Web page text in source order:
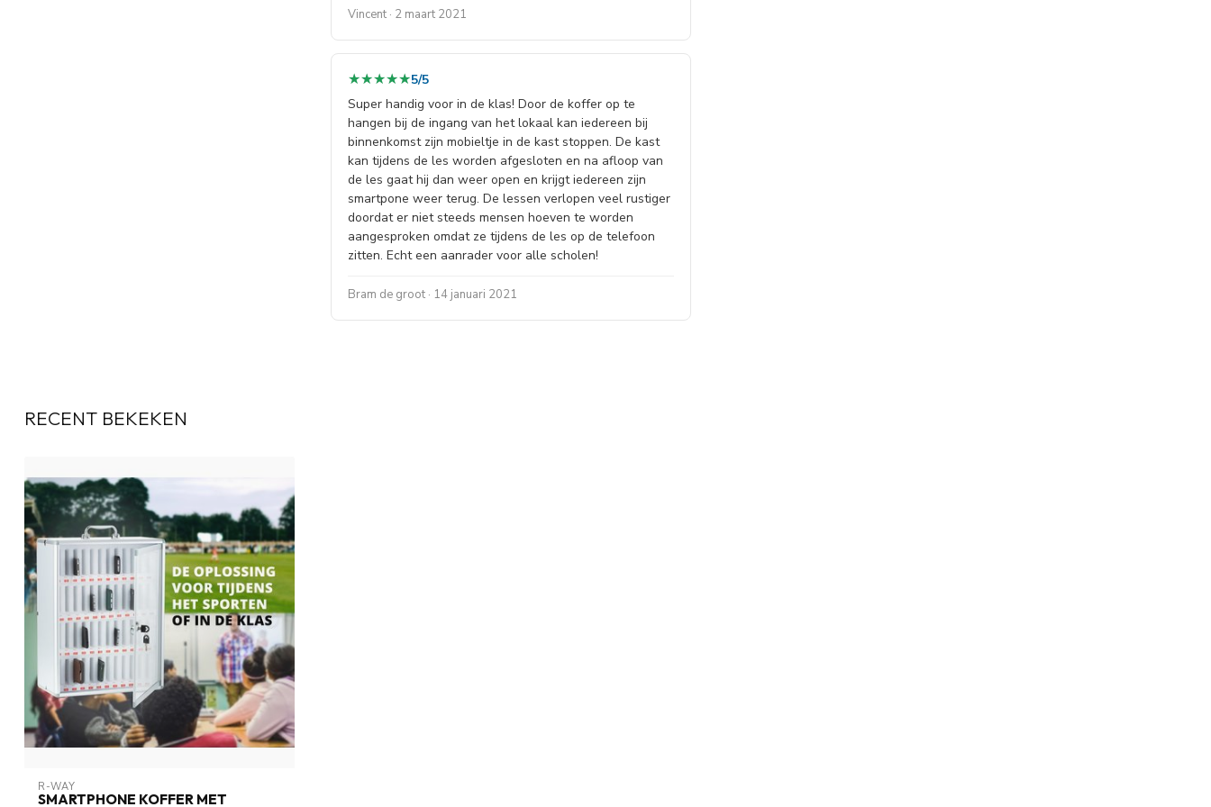
Vincent · 2 maart 2021
★★★★★
★★★★★5/5
Super handig voor in de klas! Door de koffer op te
hangen bij de ingang van het lokaal kan iedereen bij
binnenkomst zijn mobieltje in de kast stoppen. De kast
kan tijdens de les worden afgesloten en na afloop van
de les gaat hij dan weer open en krijgt iedereen zijn
smartpone weer terug. De lessen verlopen veel rustiger
doordat er niet steeds mensen hoeven te worden
aangesproken omdat ze tijdens de les op de telefoon
zitten. Echt een aanrader voor alle scholen!
Bram de groot · 14 januari 2021
RECENT BEKEKEN
R-WAY
SMARTPHONE KOFFER MET